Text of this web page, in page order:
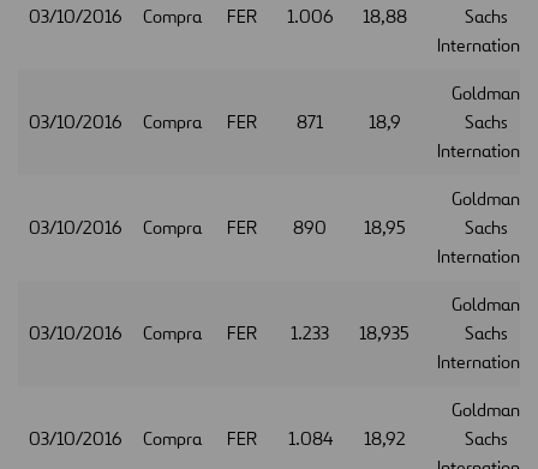
03/10/2016 Compra FER 1.006 18,88
Sachs
International
03/10/2016 Compra FER 871 18,9
Goldman
Sachs
International
03/10/2016 Compra FER 890 18,95
Goldman
Sachs
International
03/10/2016 Compra FER 1.233 18,935
Goldman
Sachs
International
03/10/2016 Compra FER 1.084 18,92
Goldman
Sachs